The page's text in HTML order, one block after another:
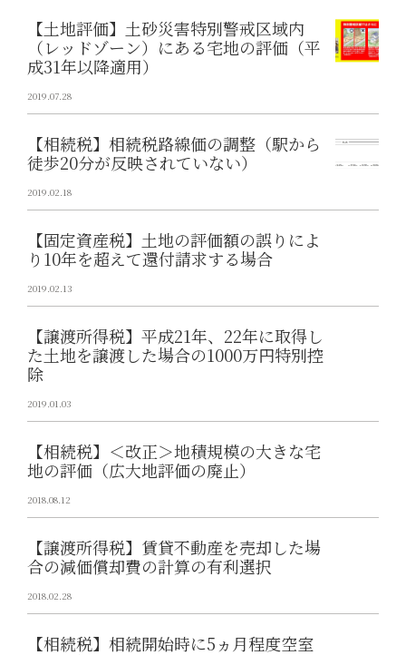
【土地評価】土砂災害特別警戒区域内
（レッドゾーン）にある宅地の評価（平
成31年以降適用）
2019.07.28
【相続税】相続税路線価の調整（駅から
徒歩20分が反映されていない）
2019.02.18
【固定資産税】土地の評価額の誤りによ
り10年を超えて還付請求する場合
2019.02.13
【譲渡所得税】平成21年、22年に取得し
た土地を譲渡した場合の1000万円特別控
除
2019.01.03
【相続税】＜改正＞地積規模の大きな宅
地の評価（広大地評価の廃止）
2018.08.12
【譲渡所得税】賃貸不動産を売却した場
合の減価償却費の計算の有利選択
2018.02.28
【相続税】相続開始時に5ヵ月程度空室